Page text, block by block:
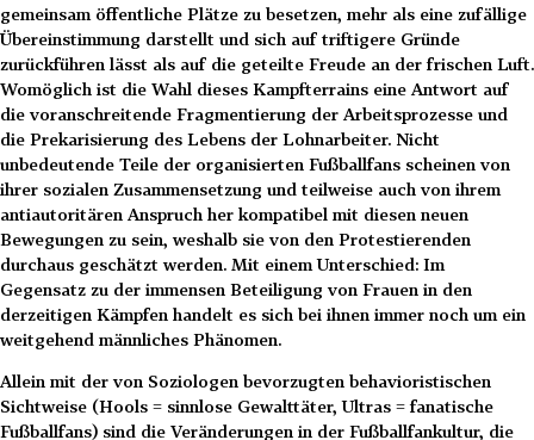
gemeinsam öffentliche Plätze zu besetzen, mehr als eine zufällige
Übereinstimmung darstellt und sich auf triftigere Gründe
zurückführen lässt als auf die geteilte Freude an der frischen Luft.
Womöglich ist die Wahl dieses Kampfterrains eine Antwort auf
die voranschreitende Fragmentierung der Arbeitsprozesse und
die Prekarisierung des Lebens der Lohnarbeiter. Nicht
unbedeutende Teile der organisierten Fußballfans scheinen von
ihrer sozialen Zusammensetzung und teilweise auch von ihrem
antiautoritären Anspruch her kompatibel mit diesen neuen
Bewegungen zu sein, weshalb sie von den Protestierenden
durchaus geschätzt werden. Mit einem Unterschied: Im
Gegensatz zu der immensen Beteiligung von Frauen in den
derzeitigen Kämpfen handelt es sich bei ihnen immer noch um ein
weitgehend männliches Phänomen.
Allein mit der von Soziologen bevorzugten behavioristischen
Sichtweise (Hools = sinnlose Gewalttäter, Ultras = fanatische
Fußballfans) sind die Veränderungen in der Fußballfankultur, die